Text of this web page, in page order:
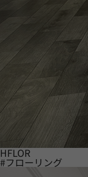
HFLOR
#フローリング